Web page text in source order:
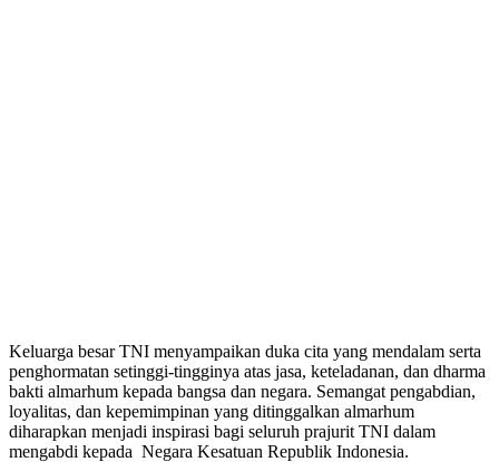
Keluarga besar TNI menyampaikan duka cita yang mendalam serta
penghormatan setinggi-tingginya atas jasa, keteladanan, dan dharma
bakti almarhum kepada bangsa dan negara. Semangat pengabdian,
loyalitas, dan kepemimpinan yang ditinggalkan almarhum
diharapkan menjadi inspirasi bagi seluruh prajurit TNI dalam
mengabdi kepada Negara Kesatuan Republik Indonesia.